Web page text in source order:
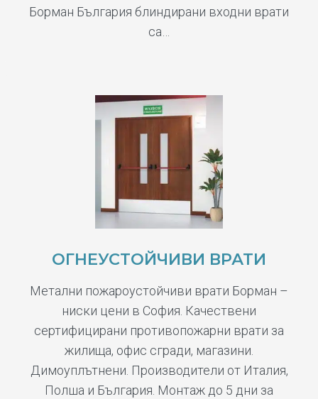
Борман България блиндирани входни врати
са…
ОГНЕУСТОЙЧИВИ ВРАТИ
Метални пожароустойчиви врати Борман –
ниски цени в София. Качествени
сертифицирани противопожарни врати за
жилища, офис сгради, магазини.
Димоуплътнени. Производители от Италия,
Полша и България. Монтаж до 5 дни за